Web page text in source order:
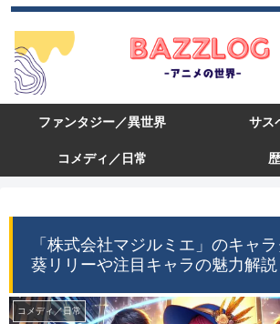
ファンタジー／異世界 サス
コメディ／日常
「株式会社マジルミエ」のキャラ
葵リリーや注目キャラの魅力解説
コメディ／日常